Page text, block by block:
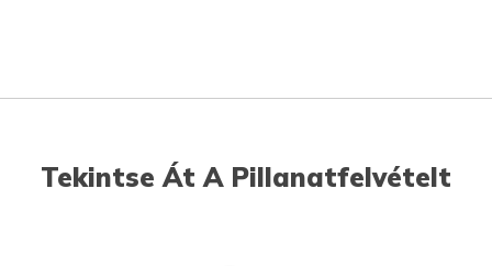
Tekintse Át A Pillanatfelvételt